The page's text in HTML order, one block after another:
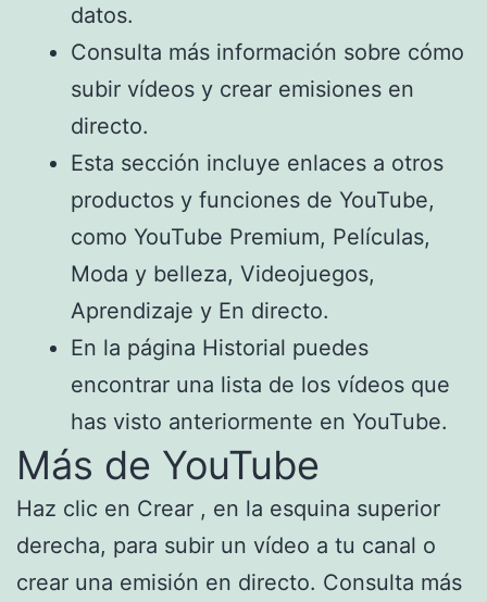
datos.
Consulta más información sobre cómo
subir vídeos y crear emisiones en
directo.
Esta sección incluye enlaces a otros
productos y funciones de YouTube,
como YouTube Premium, Películas,
Moda y belleza, Videojuegos,
Aprendizaje y En directo.
En la página Historial puedes
encontrar una lista de los vídeos que
has visto anteriormente en YouTube.
Más de YouTube
Haz clic en Crear , en la esquina superior
derecha, para subir un vídeo a tu canal o
crear una emisión en directo. Consulta más